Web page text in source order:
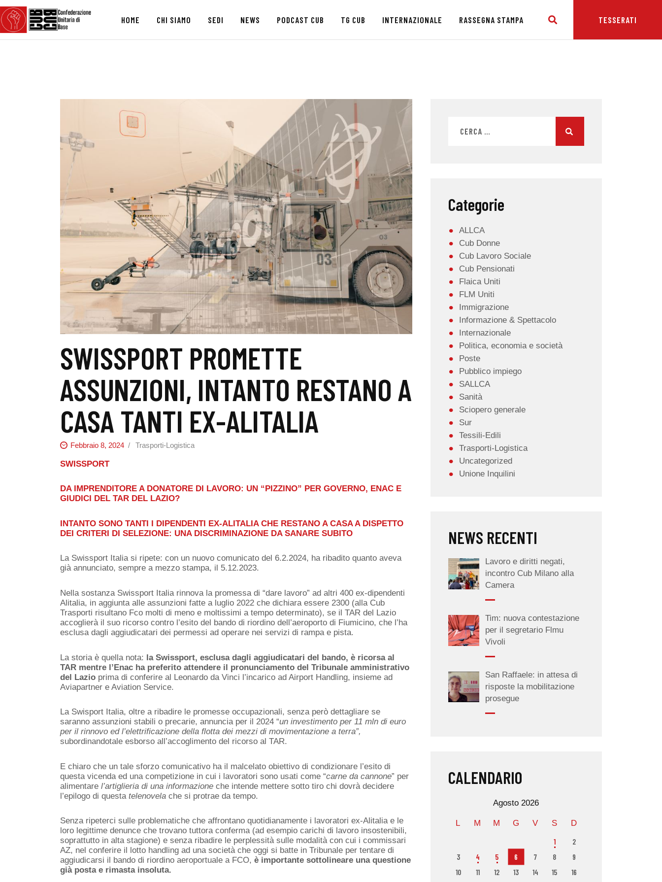
HOME CHI SIAMO SEDI NEWS PODCAST CUB TG CUB INTERNAZIONALE RASSEGNA STAMPA TESSERATI
HOME
CHI SIAMO
NEWS
PODCAST CUB
TG CUB
INTERNAZIONALE
RASSEGNA STAMPA
SWISSPORT PROMETTE
ASSUNZIONI, INTANTO RESTANO A
CASA TANTI EX-ALITALIA
Febbraio 8, 2024 Trasporti-Logistica
SWISSPORT
DA IMPRENDITORE A DONATORE DI LAVORO: UN “PIZZINO” PER GOVERNO, ENAC E
GIUDICI DEL TAR DEL LAZIO?
INTANTO SONO TANTI I DIPENDENTI EX-ALITALIA CHE RESTANO A CASA A DISPETTO
DEI CRITERI DI SELEZIONE: UNA DISCRIMINAZIONE DA SANARE SUBITO
La Swissport Italia si ripete: con un nuovo comunicato del 6.2.2024, ha ribadito quanto aveva
già annunciato, sempre a mezzo stampa, il 5.12.2023.
Nella sostanza Swissport Italia rinnova la promessa di “dare lavoro” ad altri 400 ex-dipendenti
Alitalia, in aggiunta alle assunzioni fatte a luglio 2022 che dichiara essere 2300 (alla Cub
Trasporti risultano Fco molti di meno e moltissimi a tempo determinato), se il TAR del Lazio
accoglierà il suo ricorso contro l’esito del bando di riordino dell’aeroporto di Fiumicino, che l’ha
esclusa dagli aggiudicatari dei permessi ad operare nei servizi di rampa e pista.
La storia è quella nota: la Swissport, esclusa dagli aggiudicatari del bando, è ricorsa al
TAR mentre l’Enac ha preferito attendere il pronunciamento del Tribunale amministrativo
del Lazio prima di conferire al Leonardo da Vinci l’incarico ad Airport Handling, insieme ad
Aviapartner e Aviation Service.
La Swisport Italia, oltre a ribadire le promesse occupazionali, senza però dettagliare se
saranno assunzioni stabili o precarie, annuncia per il 2024 “un investimento per 11 mln di euro
per il rinnovo ed l’elettrificazione della flotta dei mezzi di movimentazione a terra”,
subordinandotale esborso all’accoglimento del ricorso al TAR.
E chiaro che un tale sforzo comunicativo ha il malcelato obiettivo di condizionare l’esito di
questa vicenda ed una competizione in cui i lavoratori sono usati come “carne da cannone” per
alimentare l’artiglieria di una informazione che intende mettere sotto tiro chi dovrà decidere
l’epilogo di questa telenovela che si protrae da tempo.
Senza ripeterci sulle problematiche che affrontano quotidianamente i lavoratori ex-Alitalia e le
loro legittime denunce che trovano tuttora conferma (ad esempio carichi di lavoro insostenibili,
soprattutto in alta stagione) e senza ribadire le perplessità sulle modalità con cui i commissari
AZ, nel conferire il lotto handling ad una società che oggi si batte in Tribunale per tentare di
aggiudicarsi il bando di riordino aeroportuale a FCO, è importante sottolineare una questione
già posta e rimasta insoluta.
Categorie
ALLCA
Cub Donne
Cub Lavoro Sociale
Cub Pensionati
Flaica Uniti
FLM Uniti
Immigrazione
Informazione & Spettacolo
Internazionale
Politica, economia e società
Poste
Pubblico impiego
SALLCA
Sanità
Sciopero generale
Sur
Tessili-Edili
Trasporti-Logistica
Uncategorized
Unione Inquilini
NEWS RECENTI
Lavoro e diritti negati,
incontro Cub Milano alla
Camera
Tim: nuova contestazione
per il segretario Flmu
Vivoli
San Raffaele: in attesa di
risposte la mobilitazione
prosegue
CALENDARIO
Agosto 2026
L M M G V S D
1
2
3
4 5 6 7 8
9
10
11 12 13 14 15
16